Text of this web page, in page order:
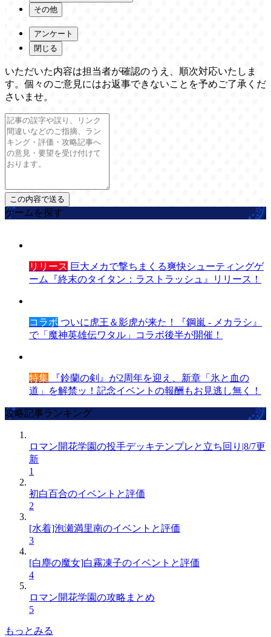
その他
アンケート
閉じる
いただいた内容は担当者が確認のうえ、順次対応いたしま
す。個々のご意見にはお返事できないことを予めご了承くだ
さいませ。
ゲームを探す
リリース 巨大メカで撃ちまくる爽快シューティングゲ
ーム『終末のタイタン：ラストラッシュ』リリース！
コラボ ついに虎王＆影虎が来た！『鋼嵐 - メカラシ』
で「魔神英雄伝ワタル」コラボ後半が開催！
特集 『鈴蘭の剣』が2周年を迎え、新章「氷と血の
道」を解禁ッ！記念イベントの報酬もお見逃し無く！
攻略記事ランキング
ロマン開花学園の投手デッキテンプレと立ち回り|8/7更
新
1
初白百合のイベントと評価
2
[水着]泡瀬満里南のイベントと評価
3
[白塵の魔女]白霧凍子のイベントと評価
4
ロマン開花学園の攻略まとめ
5
もっとみる